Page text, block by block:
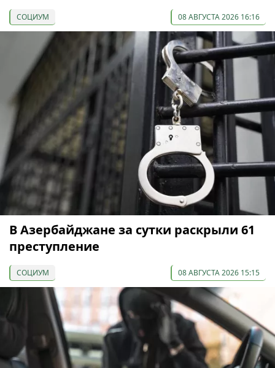
СОЦИУМ 08 АВГУСТА 2026 16:16
В Азербайджане за сутки раскрыли 61
преступление
СОЦИУМ 08 АВГУСТА 2026 15:15